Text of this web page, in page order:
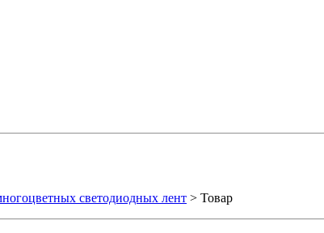
светодиодных лент > Товар